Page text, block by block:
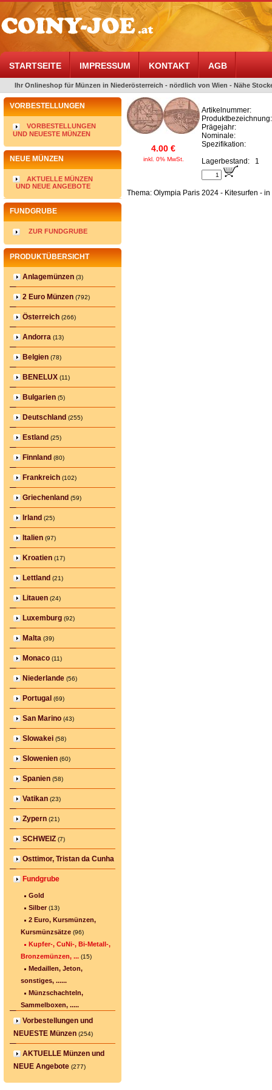
STARTSEITE IMPRESSUM KONTAKT AGB
Ihr Onlineshop für Münzen in Niederösterreich - nördlich von Wien - Nähe
VORBESTELLUNGEN
VORBESTELLUNGEN
UND NEUESTE MÜNZEN
NEUE MÜNZEN
AKTUELLE MÜNZEN
UND NEUE ANGEBOTE
FUNDGRUBE
ZUR FUNDGRUBE
PRODUKTÜBERSICHT
Anlagemünzen (3)
2 Euro Münzen (792)
Österreich (266)
Andorra (13)
Belgien (78)
BENELUX (11)
Bulgarien (5)
Deutschland (255)
Estland (25)
Finnland (80)
Frankreich (102)
Griechenland (59)
Irland (25)
Italien (97)
Kroatien (17)
Lettland (21)
Litauen (24)
Luxemburg (92)
Malta (39)
Monaco (11)
Niederlande (56)
Portugal (69)
San Marino (43)
Slowakei (58)
Slowenien (60)
Spanien (58)
Vatikan (23)
Zypern (21)
SCHWEIZ (7)
Osttimor, Tristan da Cunha
Fundgrube
Gold
Silber (13)
2 Euro, Kursmünzen,
Kursmünzsätze (96)
Kupfer-, CuNi-, Bi-Metall-,
Bronzemünzen, ... (15)
Medaillen, Jeton,
sonstiges, ......
Münzschachteln,
Sammelboxen, .....
Vorbestellungen und
NEUESTE Münzen (254)
AKTUELLE Münzen und
NEUE Angebote (277)
4.00 €
inkl. 0% MwSt.
Artikelnummer:
Produktbezeichnung:
Prägejahr:
Nominale:
Spezifikation:
Lagerbestand:
1
Thema: Olympia Paris 2024 - Kitesurfen -